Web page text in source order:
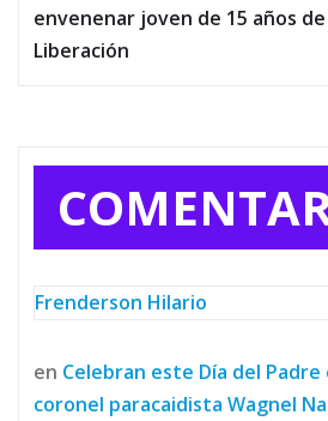
envenenar joven de 15 años
Liberación
Frenderson Hilario
en Celebran este Día del Padre
coronel paracaidista Wagnel